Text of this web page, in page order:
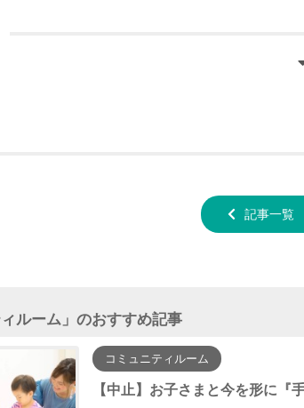
記事一覧
ルーム 」のおすすめ記事
コミュニティルーム